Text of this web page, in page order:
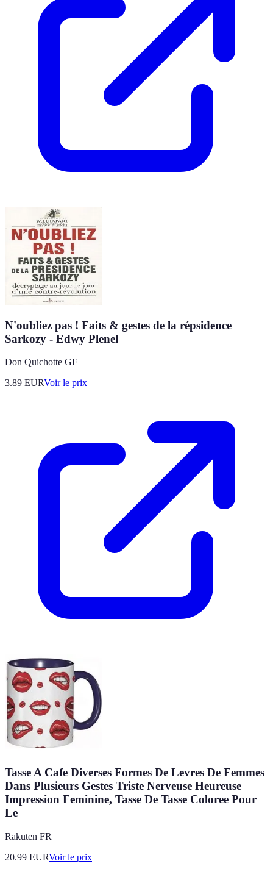
N'oubliez pas ! Faits & gestes de la répsidence
Sarkozy - Edwy Plenel
Don Quichotte GF
3.89 EURVoir le prix
Tasse A Cafe Diverses Formes De Levres De Femmes
Dans Plusieurs Gestes Triste Nerveuse Heureuse
Impression Feminine, Tasse De Tasse Coloree Pour
Le
Rakuten FR
20.99 EURVoir le prix